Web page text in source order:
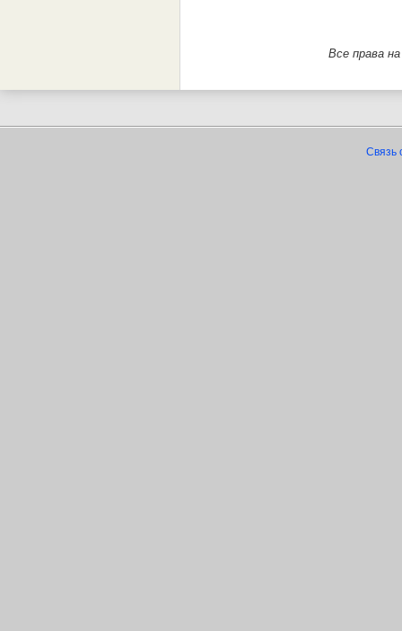
Все права
Связь